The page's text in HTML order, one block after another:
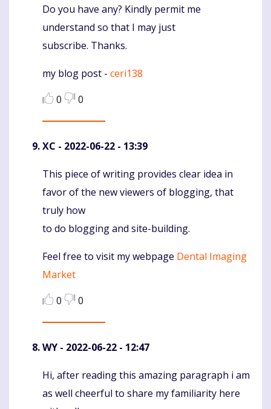
Do you have any? Kindly permit me
understand so that I may just
subscribe. Thanks.
my blog post - ceri138
0
0
XC - 2022-06-22 - 13:39
Komentaras
This piece of writing provides clear idea in
favor of the new viewers of blogging, that
truly how
to do blogging and site-building.
Feel free to visit my webpage Dental Imaging
Market
0
0
WY - 2022-06-22 - 12:47
Komentaras
Hi, after reading this amazing paragraph i am
as well cheerful to share my familiarity here